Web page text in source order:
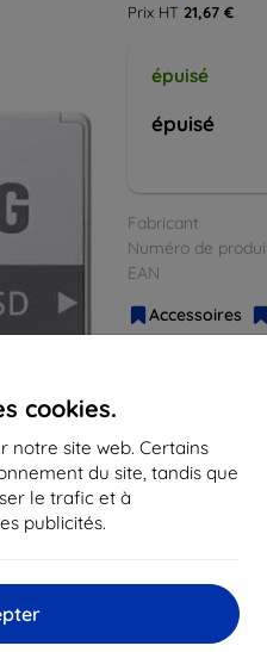
cookies.
notre site web. Certains
du site, tandis que
le trafic et à
publicités.
Prix HT 21,67 €
épuisé
épuisé
Fabricant
Numéro de
EAN
Accessoires